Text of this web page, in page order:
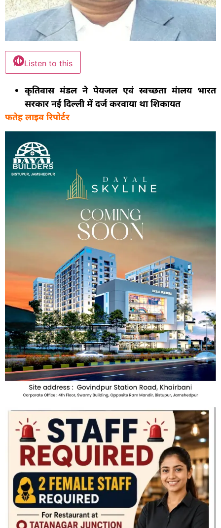
Listen to this
कृतिवास मंडल ने पेयजल एवं स्वच्छता मंत्रालय भारत
सरकार नई दिल्ली में दर्ज करवाया था शिकायत
फतेह लाइव रिपोर्टर